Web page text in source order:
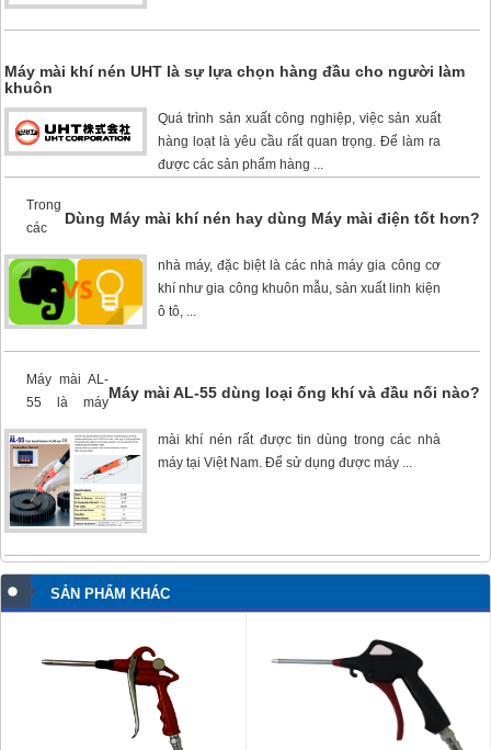
Máy mài khí nén UHT là sự lựa chọn hàng đầu cho người làm
khuôn
Quá trình sản xuất công nghiệp, việc sản xuất
hàng loạt là yêu cầu rất quan trọng. Để làm ra
được các sản phẩm hàng ...
Dùng Máy mài khí nén hay dùng Máy mài điện tốt hơn?
Trong
các
nhà máy, đặc biệt là các nhà máy gia công cơ
khí như gia công khuôn mẫu, sản xuất linh kiện
ô tô, ...
Máy mài AL-55 dùng loại ống khí và đầu nối nào?
Máy mài AL-
55 là máy
mài khí nén rất được tin dùng trong các nhà
máy tại Việt Nam. Để sử dụng được máy ...
SẢN PHẨM KHÁC